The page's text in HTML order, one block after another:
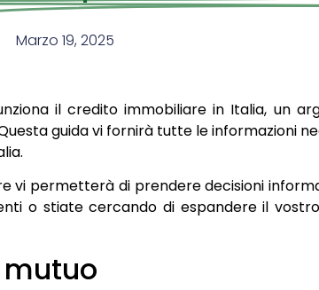
Marzo 19, 2025
il credito immobiliare in Italia, un
guida vi fornirà tutte le informazioni
vi permetterà di prendere decisioni
o stiate cercando di espandere il